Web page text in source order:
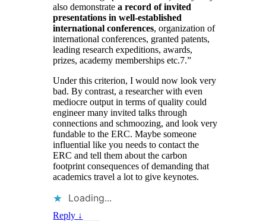
also demonstratea record of invited
presentations in well-established
international conferences, organization of
international conferences, granted patents,
leading research expeditions, awards,
prizes, academy memberships etc.7.”
Under this criterion, I would now look very
bad. By contrast, a researcher with even
mediocre output in terms of quality could
engineer many invited talks through
connections and schmoozing, and look very
fundable to the ERC. Maybe someone
influential like you needs to contact the
ERC and tell them about the carbon
footprint consequences of demanding that
academics travel a lot to give keynotes.
Loading...
Reply ↓